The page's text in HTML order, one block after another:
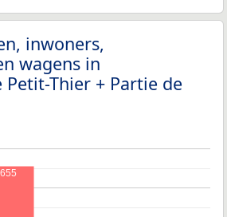
inwoners,
wagens in
Thier + Partie de
655